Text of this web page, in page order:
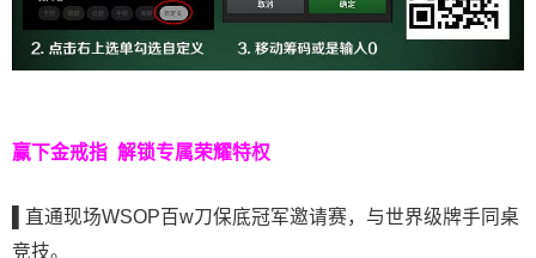
赢下金戒指 解锁专属荣耀特权
直通现场WSOP百w刀保底冠军邀请赛，与世界级牌手同桌
竞技。